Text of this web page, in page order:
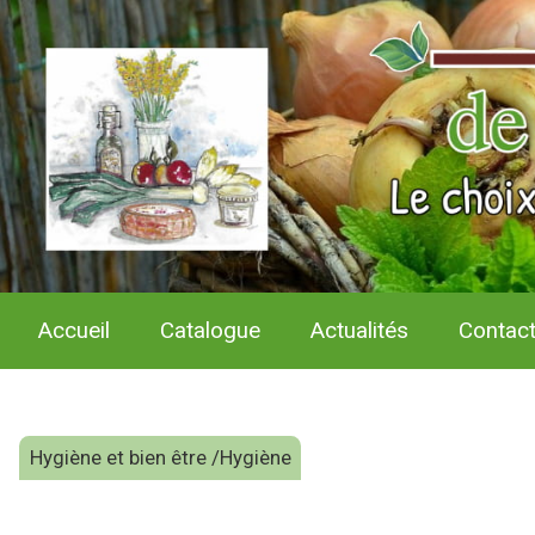
Accueil Catalogue Actualités Contact
Hygiène et bien être /Hygiène